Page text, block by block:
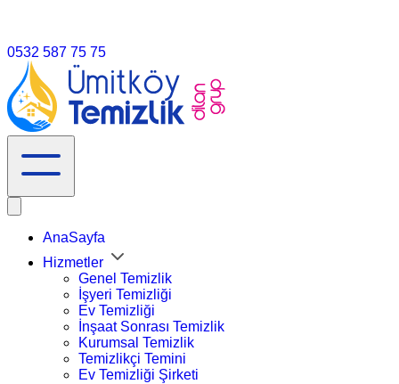
0532 587 75 75
AnaSayfa
Hizmetler
Genel Temizlik
İşyeri Temizliği
Ev Temizliği
İnşaat Sonrası Temizlik
Kurumsal Temizlik
Temizlikçi Temini
Ev Temizliği Şirketi